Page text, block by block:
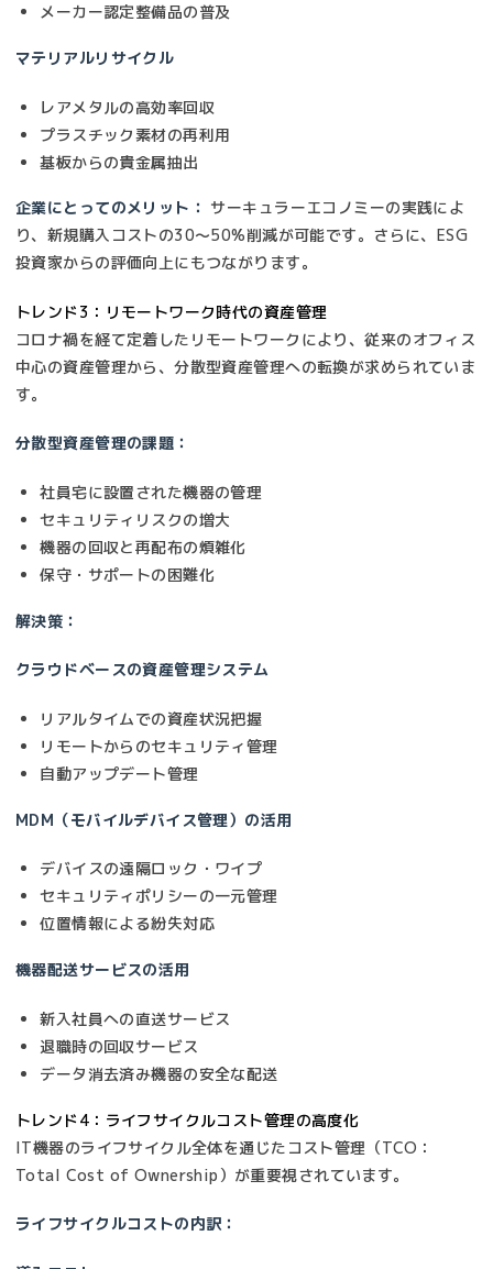
メーカー認定整備品の普及
マテリアルリサイクル
レアメタルの高効率回収
プラスチック素材の再利用
基板からの貴金属抽出
企業にとってのメリット： サーキュラーエコノミーの実践によ
り、新規購入コストの30〜50%削減が可能です。さらに、ESG
投資家からの評価向上にもつながります。
トレンド3：リモートワーク時代の資産管理
コロナ禍を経て定着したリモートワークにより、従来のオフィス
中心の資産管理から、分散型資産管理への転換が求められていま
す。
分散型資産管理の課題：
社員宅に設置された機器の管理
セキュリティリスクの増大
機器の回収と再配布の煩雑化
保守・サポートの困難化
解決策：
クラウドベースの資産管理システム
リアルタイムでの資産状況把握
リモートからのセキュリティ管理
自動アップデート管理
MDM（モバイルデバイス管理）の活用
デバイスの遠隔ロック・ワイプ
セキュリティポリシーの一元管理
位置情報による紛失対応
機器配送サービスの活用
新入社員への直送サービス
退職時の回収サービス
データ消去済み機器の安全な配送
トレンド4：ライフサイクルコスト管理の高度化
IT機器のライフサイクル全体を通じたコスト管理（TCO：
Total Cost of Ownership）が重要視されています。
ライフサイクルコストの内訳：